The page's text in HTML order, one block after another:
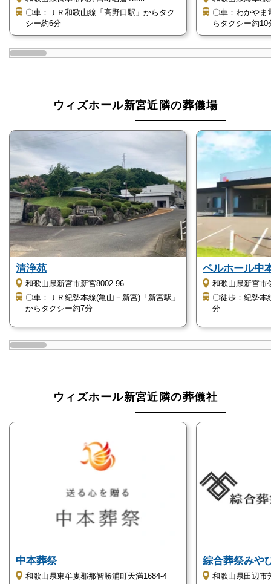
へ行き火葬のみを執り行う葬儀形態です。
なお、運営元の「株式会社中本葬祭」の直葬・火葬式
プランでは、近隣の火葬設備を持つ新宮市火葬場清浄
費用をかけずシンプルな形態で故人を送りたい方にお
すすめです。
ウィズホール新宮の詳細情報
ウィズホール新宮の詳細情報をご紹介します。
中本葬祭が運営する民営斎場です
ウィズホール新宮は、和歌山県新宮市にある民営の斎
場で、株式会社中本葬祭が運営しています。
株式会社中本葬祭は、1974年9月に中本記年商店とし
て開業し、1983年8月に葬祭業を中心に営む、株式会
ウィズホール新宮は2018年4月に直営斎場としてオー
葬儀ホール以外にも法要や仏壇、墓石と言ったお葬式
以外のサポートも充実していますので、お気軽にご相
談が可能です。
新宮市のほぼ中心に位置しています
ウィズホール新宮は、和歌山県新宮市のほぼ中心に位
JR紀勢本線の新宮駅から歩いて約12分、タクシーを
利用すれば約4分ほどで到着することができ、遠距離
〇車：ＪＲ和歌山線「高野口駅」からタク
シー約6分
〇車：わかやま
らタクシー約10
ウィズホール新宮近隣の葬儀場
清浄苑
和歌山県新宮市新宮8002-96
〇車：ＪＲ紀勢本線(亀山－新宮)「新宮駅」
からタクシー約7分
ベルホール中
和歌山県新宮市
〇徒歩：紀勢本
分
ウィズホール新宮近隣の葬儀社
中本葬祭
和歌山県東牟婁郡那智勝浦町天満1684-4
綜合葬祭みや
和歌山県田辺市